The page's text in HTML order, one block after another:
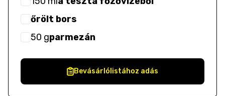
őrölt bors
50 gparmezán
Bevásárlólistához adás